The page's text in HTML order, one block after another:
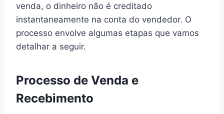
venda, o dinheiro não é creditado
instantaneamente na conta do vendedor. O
processo envolve algumas etapas que vamos
detalhar a seguir.
Processo de Venda e
Recebimento